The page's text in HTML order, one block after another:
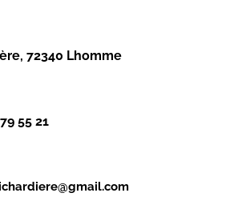
72340 Lhomme
55 21